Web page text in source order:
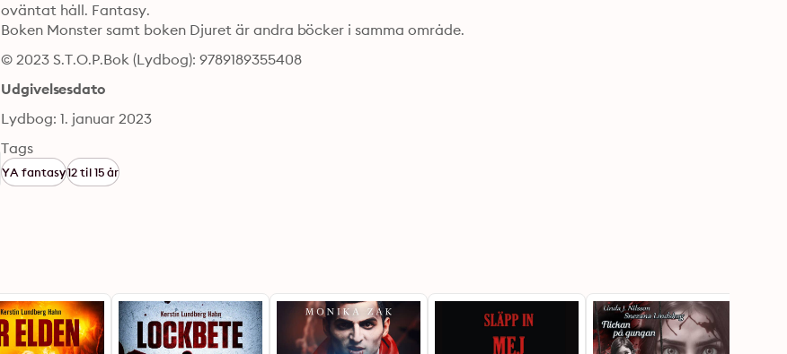
oväntat håll. Fantasy.
Boken Monster samt boken Djuret är andra böcker i samma område.
© 2023 S.T.O.P.Bok (Lydbog): 9789189355408
Udgivelsesdato
Lydbog: 1. januar 2023
Tags
YA fantasy12 til 15 år